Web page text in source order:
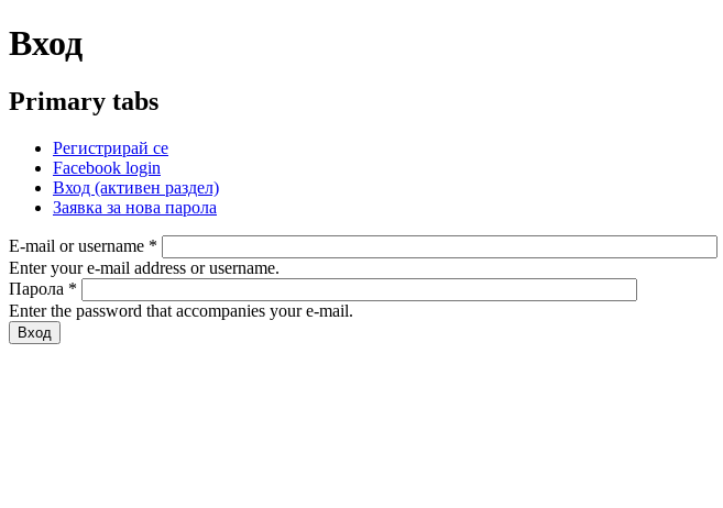
Вход
Primary tabs
Регистрирай се
Facebook login
Вход (активен раздел)
Заявка за нова парола
E-mail or username *
Enter your e-mail address or username.
Парола *
Enter the password that accompanies your e-mail.